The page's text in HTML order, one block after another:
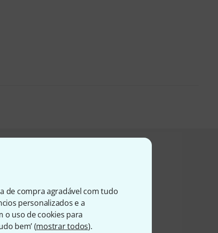
de compra agradável com tudo
personalizados e a
o uso de cookies para
bem’ (mostrar todos).
este artigo